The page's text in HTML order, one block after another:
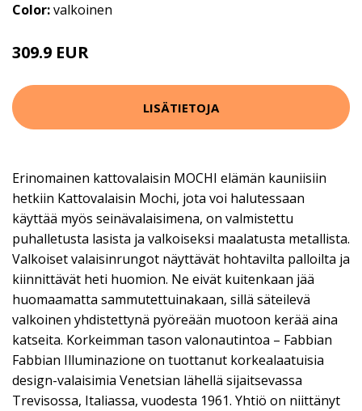
Color:valkoinen
309.9 EUR
LISÄTIETOJA
Erinomainen kattovalaisin MOCHI elämän kauniisiin
hetkiin Kattovalaisin Mochi, jota voi halutessaan
käyttää myös seinävalaisimena, on valmistettu
puhalletusta lasista ja valkoiseksi maalatusta metallista.
Valkoiset valaisinrungot näyttävät hohtavilta palloilta ja
kiinnittävät heti huomion. Ne eivät kuitenkaan jää
huomaamatta sammutettuinakaan, sillä säteilevä
valkoinen yhdistettynä pyöreään muotoon kerää aina
katseita. Korkeimman tason valonautintoa – Fabbian
Fabbian Illuminazione on tuottanut korkealaatuisia
design-valaisimia Venetsian lähellä sijaitsevassa
Trevisossa, Italiassa, vuodesta 1961. Yhtiö on niittänyt